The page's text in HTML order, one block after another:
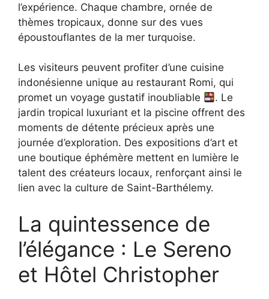
l’expérience. Chaque chambre, ornée de
thèmes tropicaux, donne sur des vues
époustouflantes de la mer turquoise.
Les visiteurs peuvent profiter d’une cuisine
indonésienne unique au restaurant Romi, qui
promet un voyage gustatif inoubliable
. Le
jardin tropical luxuriant et la piscine offrent des
moments de détente précieux après une
journée d’exploration. Des expositions d’art et
une boutique éphémère mettent en lumière le
talent des créateurs locaux, renforçant ainsi le
lien avec la culture de Saint-Barthélemy.
La quintessence de
l’élégance : Le Sereno
et Hôtel Christopher